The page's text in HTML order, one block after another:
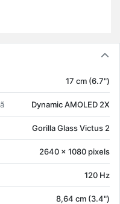
(NFC);
MP;
wi­re­less.
17 cm (6.7")
Dy­namic AMOLED 2X
Go­rilla Glass Victus 2
2640 x 1080 pi­xels
120 Hz
8,64 cm (3.4")